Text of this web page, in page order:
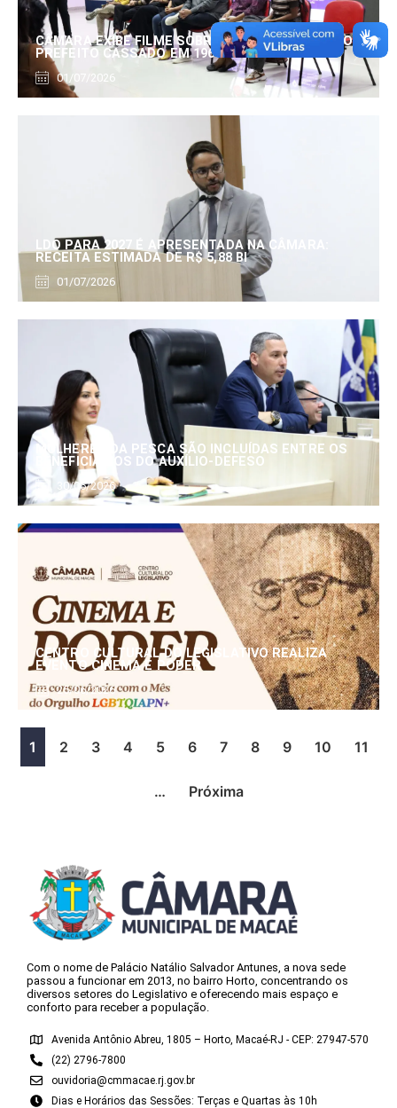
CÂMARA EXIBE FILME SOBRE EDUARDO SERRANO,
PREFEITO CASSADO EM 1960
01/07/2026
LDO PARA 2027 É APRESENTADA NA CÂMARA:
RECEITA ESTIMADA DE R$ 5,88 BI
01/07/2026
MULHERES DA PESCA SÃO INCLUÍDAS ENTRE OS
BENEFICIÁRIOS DO AUXÍLIO-DEFESO
30/06/2026
CENTRO CULTURAL DO LEGISLATIVO REALIZA
EVENTO CINEMA E PODER
25/06/2026
1 2 3 4 5 6 7 8 9 10 11
… Próxima
Com o nome de Palácio Natálio Salvador Antunes, a nova sede
passou a funcionar em 2013, no bairro Horto, concentrando os
diversos setores do Legislativo e oferecendo mais espaço e
conforto para receber a população.
Avenida Antônio Abreu, 1805 – Horto, Macaé-RJ - CEP: 27947-570
(22) 2796-7800
ouvidoria@cmmacae.rj.gov.br
Dias e Horários das Sessões: Terças e Quartas às 10h